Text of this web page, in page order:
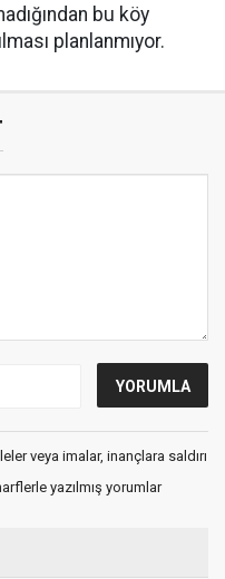
bu köy
planlanmıyor.
veya imalar, inançlara saldırı
yazılmış yorumlar